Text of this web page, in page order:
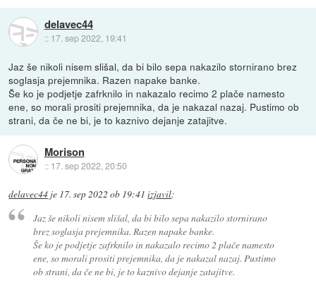
delavec44
:: 17. sep 2022, 19:41
Jaz še nikoli nisem slišal, da bi bilo sepa nakazilo stornirano brez
soglasja prejemnika. Razen napake banke.
Še ko je podjetje zafrknilo in nakazalo recimo 2 plače namesto
ene, so morali prositi prejemnika, da je nakazal nazaj. Pustimo ob
strani, da če ne bi, je to kaznivo dejanje zatajitve.
Morison
:: 17. sep 2022, 20:50
delavec44 je 17. sep 2022 ob 19:41 izjavil:
Jaz še nikoli nisem slišal, da bi bilo sepa nakazilo stornirano
brez soglasja prejemnika. Razen napake banke.
Še ko je podjetje zafrknilo in nakazalo recimo 2 plače namesto
ene, so morali prositi prejemnika, da je nakazal nazaj. Pustimo
ob strani, da če ne bi, je to kaznivo dejanje zatajitve.